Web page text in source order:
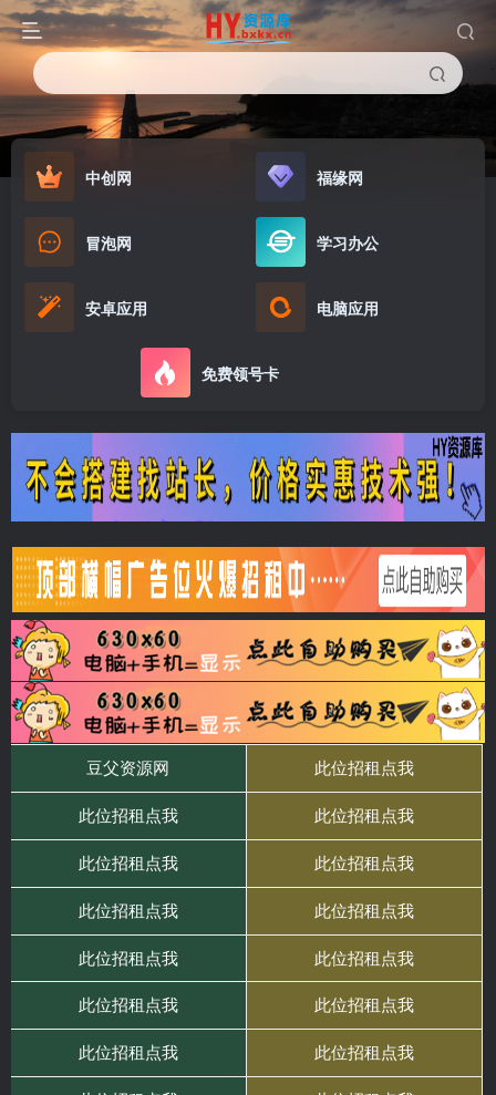
中创网 福缘网
冒泡网 学习办公
安卓应用 电脑应用
免费领号卡